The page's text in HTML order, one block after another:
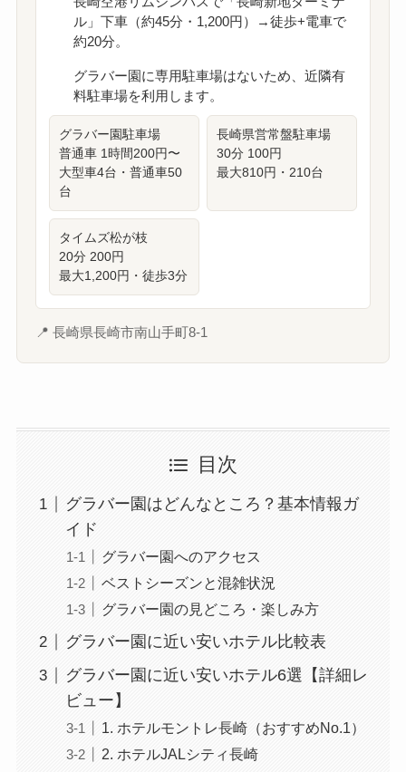
ル」下車（約45分・1,200円）→徒歩+電車で
約20分。
グラバー園に専用駐車場はないため、近隣有
料駐車場を利用します。
グラバー園駐車場
普通車 1時間200円〜
大型車4台・普通車50
台
長崎県営常盤駐車場
30分 100円
最大810円・210台
タイムズ松が枝
20分 200円
最大1,200円・徒歩3分
📍 長崎県長崎市南山手町8-1
目次
グラバー園はどんなところ？基本情報ガ
イド
グラバー園へのアクセス
ベストシーズンと混雑状況
グラバー園の見どころ・楽しみ方
グラバー園に近い安いホテル比較表
グラバー園に近い安いホテル6選【詳細レ
ビュー】
1. ホテルモントレ長崎（おすすめNo.1）
2. ホテルJALシティ長崎